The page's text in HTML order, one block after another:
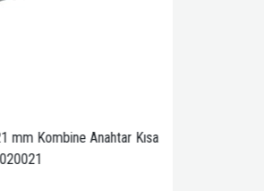
mm Kombine Anahtar Kısa